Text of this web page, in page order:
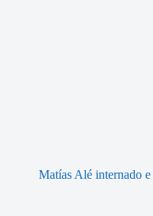
Matías Alé internado